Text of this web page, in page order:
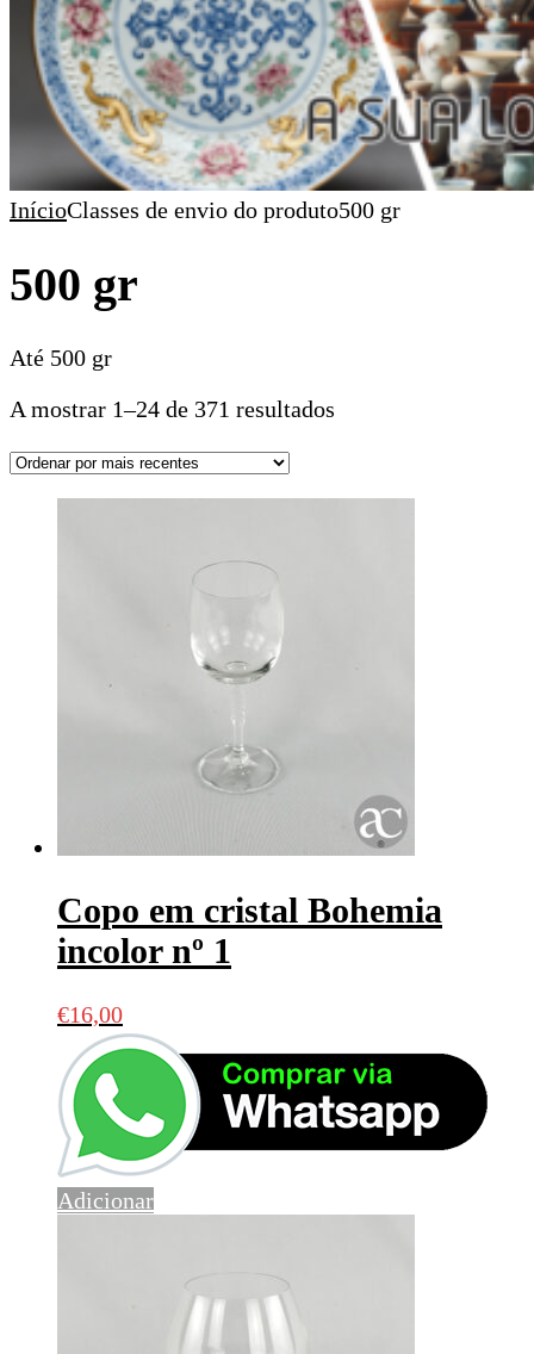
InícioClasses de envio do produto500 gr
500 gr
Até 500 gr
A mostrar 1–24 de 371 resultados
Copo em cristal Bohemia
incolor nº 1
€16,00
Adicionar